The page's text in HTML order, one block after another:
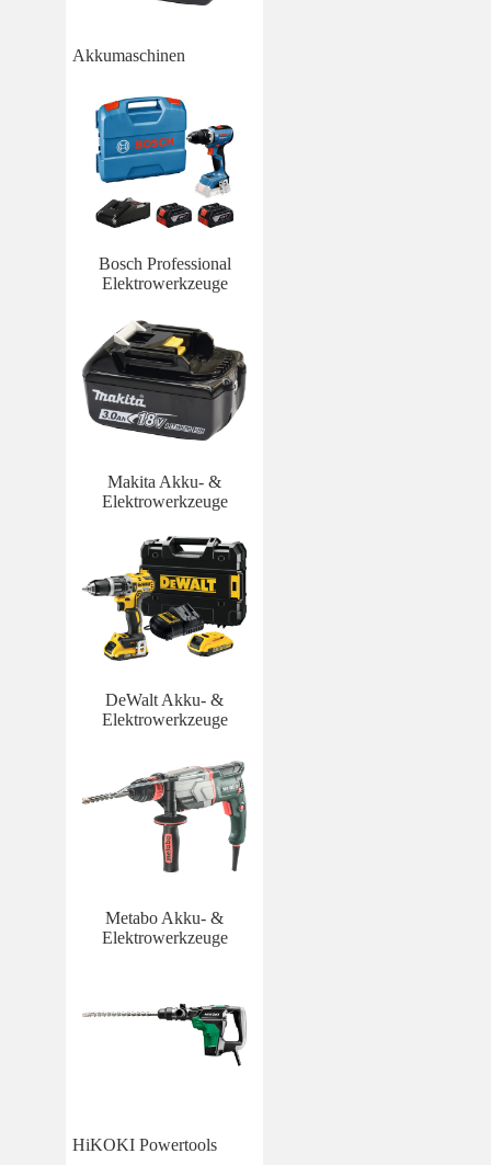
Akkumaschinen
Bosch Professional
Elektrowerkzeuge
Makita Akku- &
Elektrowerkzeuge
DeWalt Akku- &
Elektrowerkzeuge
Metabo Akku- &
Elektrowerkzeuge
HiKOKI Powertools